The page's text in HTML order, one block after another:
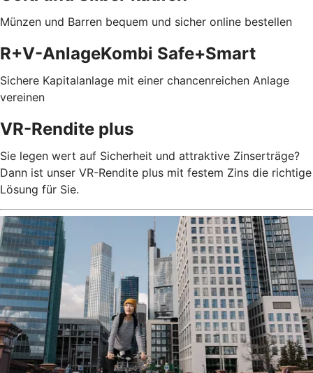
Münzen und Barren bequem und sicher online bestellen
R+V-AnlageKombi Safe+Smart
Sichere Kapitalanlage mit einer chancenreichen Anlage
vereinen
VR-Rendite plus
Sie legen wert auf Sicherheit und attraktive Zinserträge?
Dann ist unser VR-Rendite plus mit festem Zins die richtige
Lösung für Sie.